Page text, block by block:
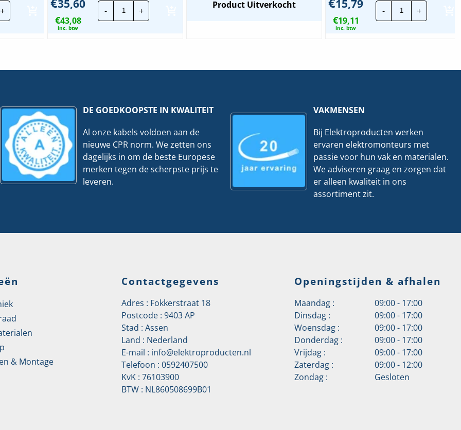
6USK
+ 35,60
€43,08
inc. btw
-
Busch-
Jaeger
Balance
Wit
hoeveelheid
+
Product Uitverkocht 15,79
€19,11
inc. btw
-
Astro
|
+
DE GOEDKOOPSTE IN KWALITEIT
Al onze kabels voldoen aan de
nieuwe CPR norm. We zetten ons
dagelijks in om de beste Europese
merken tegen de scherpste prijs te
leveren.
VAKMENSEN
Bij Elektroproducten werken
ervaren elektromonteurs met
passie voor hun vak en materialen.
We adviseren graag en zorgen dat
er alleen kwaliteit in ons
assortiment zit.
& Montage
Contactgegevens
Adres : Fokkerstraat 18
Postcode : 9403 AP
Stad : Assen
Land : Nederland
E-mail : info@elektroproducten.nl
Telefoon : 0592407500
KvK : 76103900
BTW : NL860508699B01
Openingstijden & afhalen
Maandag :
09:00 - 17:00
Dinsdag :
09:00 - 17:00
Woensdag :
09:00 - 17:00
Donderdag :
09:00 - 17:00
Vrijdag :
09:00 - 17:00
Zaterdag :
09:00 - 12:00
Zondag :
Gesloten